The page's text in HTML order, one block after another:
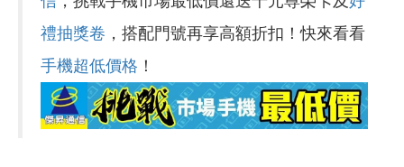
禮抽獎卷 ，搭配門號再享高額折扣！快來看看
手機超低價格 ！